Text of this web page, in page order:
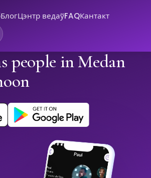
БлогЦэнтр ведаўFAQКантакт
people in Medan